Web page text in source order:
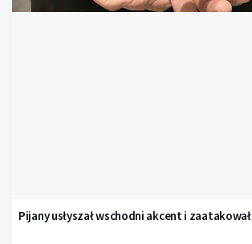
Pijany usłyszał wschodni akcent i zaatakował